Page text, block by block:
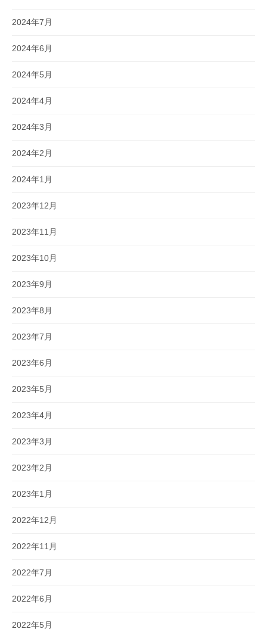
2024年7月
2024年6月
2024年5月
2024年4月
2024年3月
2024年2月
2024年1月
2023年12月
2023年11月
2023年10月
2023年9月
2023年8月
2023年7月
2023年6月
2023年5月
2023年4月
2023年3月
2023年2月
2023年1月
2022年12月
2022年11月
2022年7月
2022年6月
2022年5月